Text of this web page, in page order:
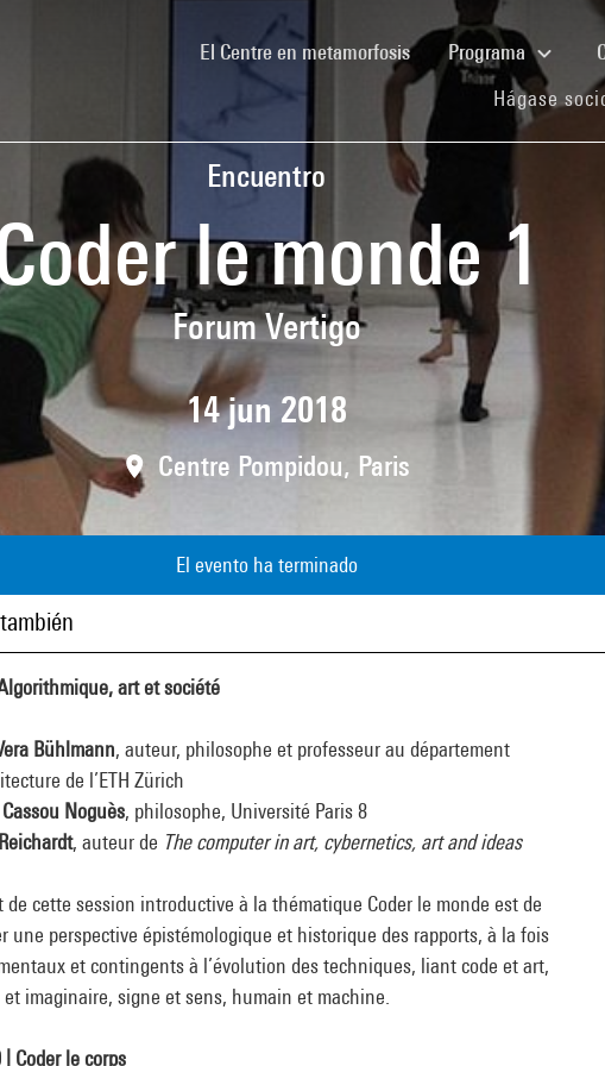
El Centre en metamorfosis(current)Programa
Hágase
Encuentro
le monde 1
Forum Vertigo
14 jun 2018
Centre Pompidou, Paris
El evento ha terminado
art et société
Bühlmann, auteur, philosophe et professeur au département
de l’ETH Zürich
Noguès, philosophe, Université Paris 8
, auteur de The computer in art, cybernetics, art and ideas
de cette session introductive à la thématique Coder le monde est de
une perspective épistémologique et historique des rapports, à la fois
et contingents à l’évolution des techniques, liant code et art,
et imaginaire, signe et sens, humain et machine.
Coder le corps